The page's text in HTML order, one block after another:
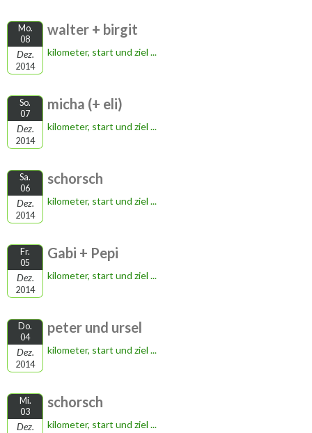
Mo.
08
Dez.
2014
walter + birgit
kilometer, start und ziel ...
So.
07
Dez.
2014
micha (+ eli)
kilometer, start und ziel ...
Sa.
06
Dez.
2014
schorsch
kilometer, start und ziel ...
Fr.
05
Dez.
2014
Gabi + Pepi
kilometer, start und ziel ...
Do.
04
Dez.
2014
peter und ursel
kilometer, start und ziel ...
Mi.
03
Dez.
schorsch
kilometer, start und ziel ...